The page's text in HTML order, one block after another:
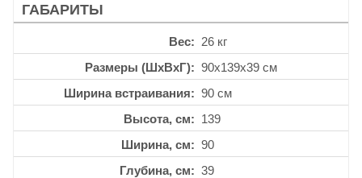
ГАБАРИТЫ
Вес
26 кг
Размеры (ШхВхГ)
90x139x39 см
Ширина встраивания
90 см
Высота, см
139
Ширина, см
90
Глубина, см
39